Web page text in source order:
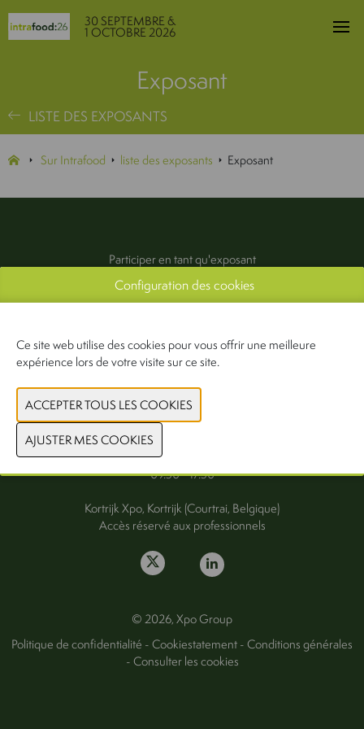
30 SEPTEMBRE &
1 OCTOBRE 2026
Exposant
LISTE DES EXPOSANTS
Sur Intrafood liste des exposants Exposant
Participer en tant qu'exposant
Exposants
Presse & média
FAQ
Mercredi 30 septembre
Jeudi 1er octobre 2026
09.30 - 17.30
Kortrijk Xpo, Kortrijk (Courtrai, Belgique)
Accès réservé aux professionnels
© 2026, Xpo Group
Politique de confidentialité -Cookiestatement-Conditions générales
-Consulter les cookies
Configuration des cookies
Ce site web utilise des cookies pour vous offrir une meilleure
expérience lors de votre visite sur ce site.